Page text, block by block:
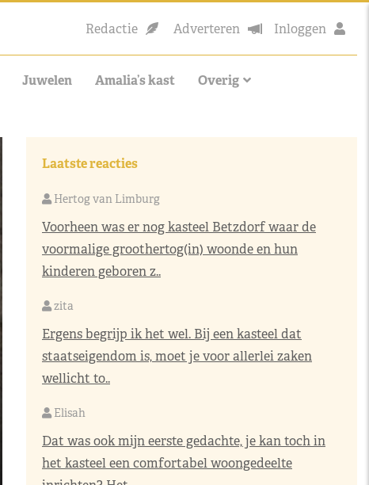
Redactie Adverteren Inloggen
Juwelen Amalia’s kast Overig
Laatste reacties
Hertog van Limburg
Voorheen was er nog kasteel Betzdorf waar de
voormalige groothertog(in) woonde en hun
kinderen geboren z..
zita
Ergens begrijp ik het wel. Bij een kasteel dat
staatseigendom is, moet je voor allerlei zaken
wellicht to..
Elisah
Dat was ook mijn eerste gedachte, je kan toch in
het kasteel een comfortabel woongedeelte